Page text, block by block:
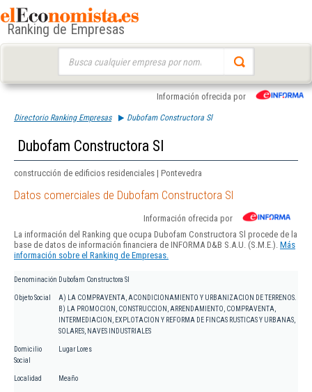
Ranking de Empresas
Información ofrecida por
Directorio Ranking Empresas Dubofam Constructora Sl
Dubofam Constructora Sl
construcción de edificios residenciales | Pontevedra
Datos comerciales de Dubofam Constructora Sl
Información ofrecida por
La información del Ranking que ocupa Dubofam Constructora Sl procede de la
base de datos de información financiera de INFORMA D&B S.A.U. (S.M.E.). Más
información sobre el Ranking de Empresas.
Denominación Dubofam Constructora Sl
Objeto Social
A) LA COMPRAVENTA, ACONDICIONAMIENTO Y URBANIZACION DE TERRENOS.
B) LA PROMOCION, CONSTRUCCION, ARRENDAMIENTO, COMPRAVENTA,
INTERMEDIACION, EXPLOTACION Y REFORMA DE FINCAS RUSTICAS Y URBANAS,
SOLARES, NAVES INDUSTRIALES
Domicilio
Social
Lugar Lores
Localidad Meaño